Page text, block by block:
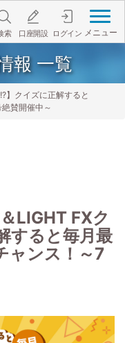
メニュー
索 口座開設 ログイン
報 一覧
】クイズに正解すると
賛開催中～
LIGHT FXク
すると毎月最
ャンス！～7